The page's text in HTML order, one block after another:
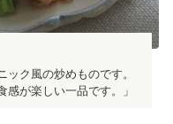
ック風の炒めものです。
が楽しい一品です。」